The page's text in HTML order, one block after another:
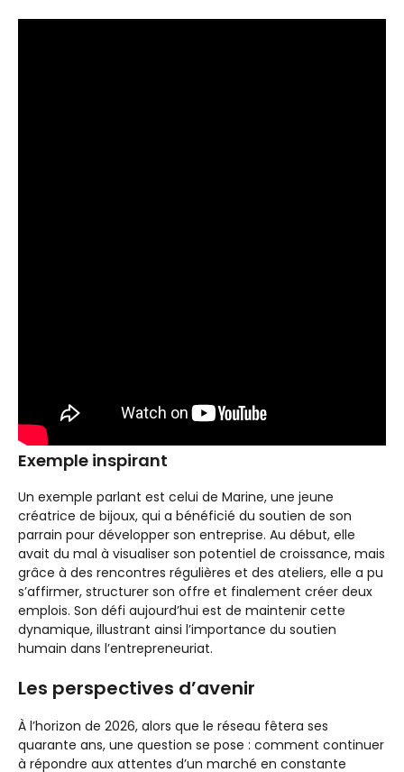
Exemple inspirant
Un exemple parlant est celui de Marine, une jeune
créatrice de bijoux, qui a bénéficié du soutien de son
parrain pour développer son entreprise. Au début, elle
avait du mal à visualiser son potentiel de croissance, mais
grâce à des rencontres régulières et des ateliers, elle a pu
s’affirmer, structurer son offre et finalement créer deux
emplois. Son défi aujourd’hui est de maintenir cette
dynamique, illustrant ainsi l’importance du soutien
humain dans l’entrepreneuriat.
Les perspectives d’avenir
À l’horizon de 2026, alors que le réseau fêtera ses
quarante ans, une question se pose : comment continuer
à répondre aux attentes d’un marché en constante